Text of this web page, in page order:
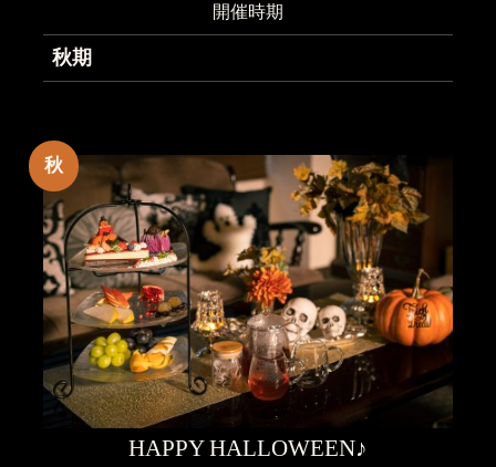
開催時期
秋期
秋
HAPPY HALLOWEEN♪